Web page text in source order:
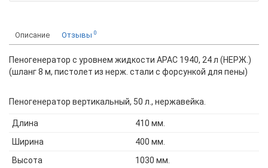
Описание Отзывы 0
Пеногенератор с уровнем жидкости APAC 1940, 24 л (НЕРЖ.)
(шланг 8 м, пистолет из нерж. стали с форсункой для пены)
Пеногенератор вертикальный, 50 л., нержавейка.
Длина
410 мм.
Ширина
400 мм.
Высота
1030 мм.